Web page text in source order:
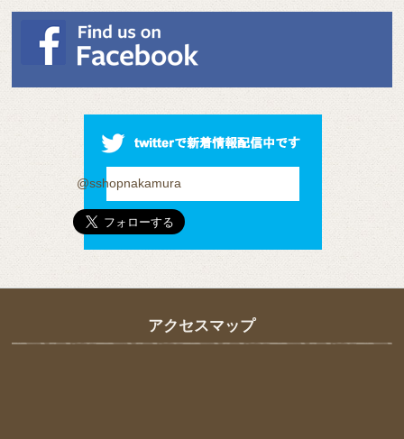
@sshopnakamura
アクセスマップ